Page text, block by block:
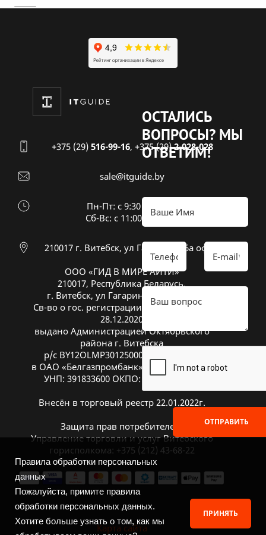
+375 (29) 516-99-16, +375 (29)2-028-028
sale@itguide.by
Пн-Пт: с 9:30 до 18:30
Cб-Вс: с 11:00 до 16:00
210017 г. Витебск, ул Гагарина 26а оф 20
ООО «ГИД В МИРЕ АЙТИ»
210017, Республика Беларусь,
г. Витебск, ул Гагарина 26А, оф. 20
Св-во о гос. регистрации № 391833600 от
28.12.2020
выдано Администрацией Октябрьского
района г. Витебска
р/с BY12OLMP30125000269700000933
в ОАО «Белгазпромбанк», код OLMPBY2X
УНП: 391833600 ОКПО: 504669272000
Внесён в торговый реестр 22.01.2022г.
Защита прав потребителей:
Управление торговли и услуг Витебского
горисполкома: +375 (212) 43-68-22
Карта сайта
ОСТАЛИСЬ
ВОПРОСЫ? МЫ
ОТВЕТИМ!
ОТПРАВИТЬ
Правила обработки персональных
данных
Пожалуйста, примите правила
обработки персональных данных.
Хотите больше узнать о том, как мы
ПРИНЯТЬ